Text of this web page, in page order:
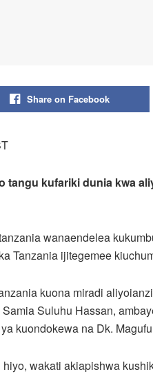
Share on Facebook
tangu kufariki dunia kwa
wanaendelea
Tanzania ijitegemee
kuona miradi
Suluhu Hassan,
kuondokewa na Dk.
wakati akiapishwa